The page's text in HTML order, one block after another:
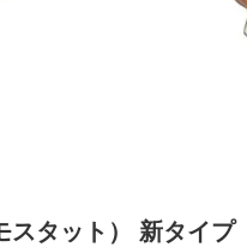
タット） 新タイプ